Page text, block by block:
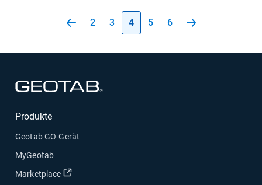
2 3 4 5 6
Produkte
Geotab GO-Gerät
MyGeotab
Marketplace
In neuem Fenster öffnen